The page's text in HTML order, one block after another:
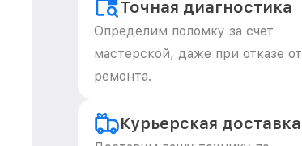
Точная диагностика
Определим поломку за счет
мастерской, даже при отказе от
ремонта.
Курьерская доставка